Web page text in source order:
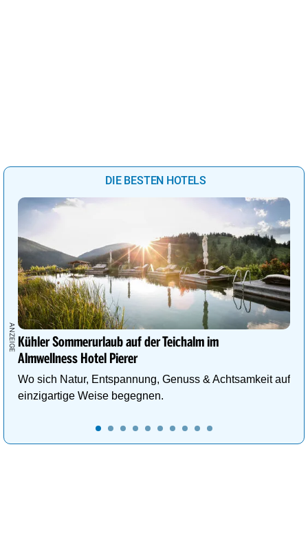
DIE BESTEN HOTELS
Kühler Sommerurlaub auf der Teichalm im
Almwellness Hotel Pierer
Wo sich Natur, Entspannung, Genuss & Achtsamkeit auf
einzigartige Weise begegnen.